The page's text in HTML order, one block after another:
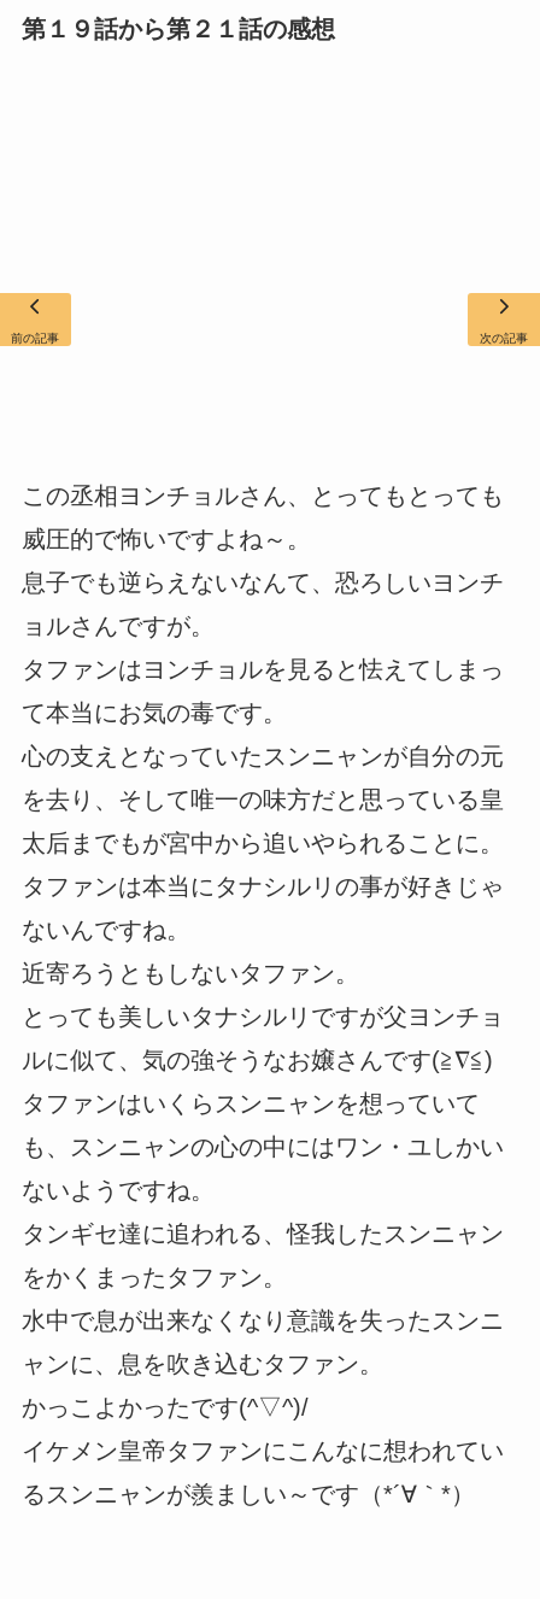
第１９話から第２１話の感想
この丞相ヨンチョルさん、とってもとっても
威圧的で怖いですよね～。
息子でも逆らえないなんて、恐ろしいヨンチ
ョルさんですが。
タファンはヨンチョルを見ると怯えてしまっ
て本当にお気の毒です。
心の支えとなっていたスンニャンが自分の元
を去り、そして唯一の味方だと思っている皇
太后までもが宮中から追いやられることに。
タファンは本当にタナシルリの事が好きじゃ
ないんですね。
近寄ろうともしないタファン。
とっても美しいタナシルリですが父ヨンチョ
ルに似て、気の強そうなお嬢さんです(≧∇≦)
タファンはいくらスンニャンを想っていて
も、スンニャンの心の中にはワン・ユしかい
ないようですね。
タンギセ達に追われる、怪我したスンニャン
をかくまったタファン。
水中で息が出来なくなり意識を失ったスンニ
ャンに、息を吹き込むタファン。
かっこよかったです(^▽^)/
イケメン皇帝タファンにこんなに想われてい
るスンニャンが羨ましい～です（*´∀｀*）
前の記事 次の記事